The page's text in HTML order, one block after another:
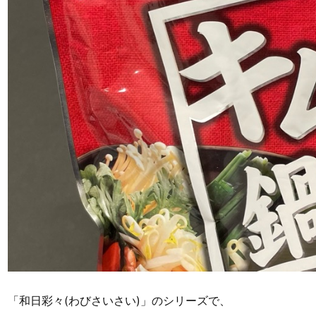
「和日彩々(わびさいさい)」のシリーズで、